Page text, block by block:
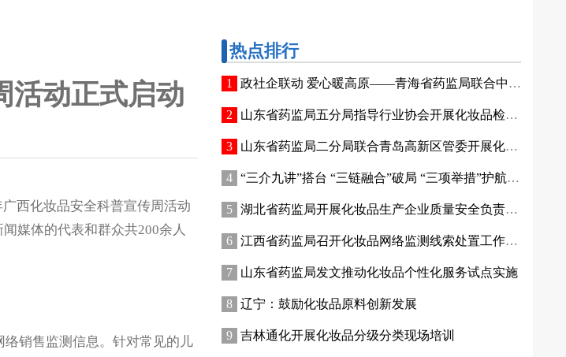
活动正式启动
西化妆品安全科普宣传周活动
媒体的代表和群众共200余人
销售监测信息。针对常见的儿
热点排行
政社企联动 爱心暖高原——青海省药监局联合中国香料香精化妆品工业协会开展公益捐赠活动
山东省药监局五分局指导行业协会开展化妆品检验实操专项培训
山东省药监局二分局联合青岛高新区管委开展化妆品新原料注册备案赋能专题交流活动
“三介九讲”搭台 “三链融合”破局 “三项举措”护航——青海高原特色化妆品原料产业迈出实质性步伐
湖北省药监局开展化妆品生产企业质量安全负责人专题培训暨现场观摩活动
江西省药监局召开化妆品网络监测线索处置工作推进会
山东省药监局发文推动化妆品个性化服务试点实施
辽宁：鼓励化妆品原料创新发展
吉林通化开展化妆品分级分类现场培训